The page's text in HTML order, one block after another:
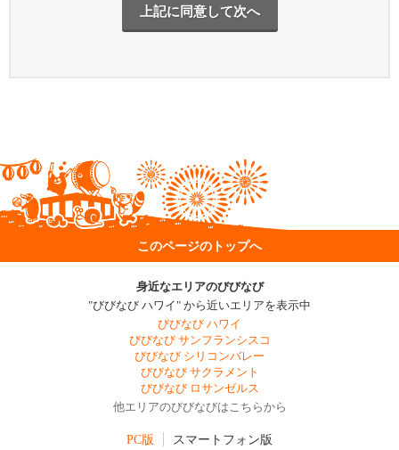
このページのトップへ
身近なエリアのびびなび
"びびなび ハワイ" から近いエリアを表示中
びびなび ハワイ
びびなび サンフランシスコ
びびなび シリコンバレー
びびなび サクラメント
びびなび ロサンゼルス
他エリアのびびなびはこちらから
PC版 スマートフォン版